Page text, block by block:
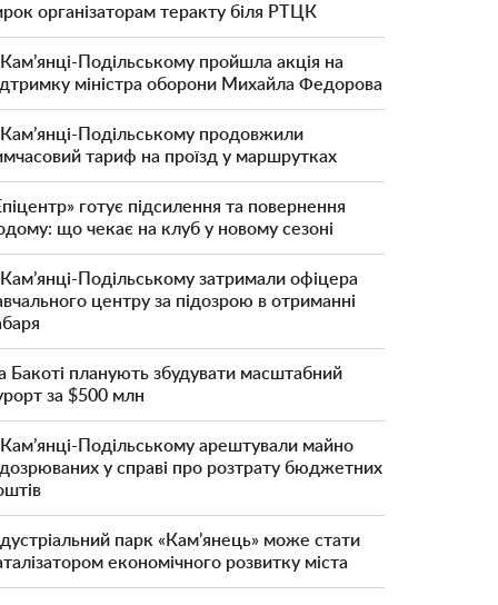
організаторам теракту біля РТЦК
Подільському пройшла акція на
міністра оборони Михайла Федорова
Подільському продовжили
тариф на проїзд у маршрутках
готує підсилення та повернення
що чекає на клуб у новому сезоні
Подільському затримали офіцера
центру за підозрою в отриманні
Бакоті планують збудувати масштабний
за $500 млн
Подільському арештували майно
у справі про розтрату бюджетних
парк «Кам’янець» може стати
економічного розвитку міста